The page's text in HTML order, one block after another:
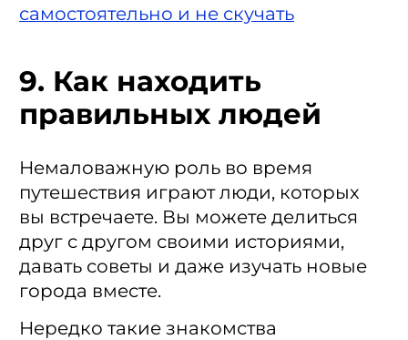
самостоятельно и не скучать
9. Как находить
правильных людей
Немаловажную роль во время
путешествия играют люди, которых
вы встречаете. Вы можете делиться
друг с другом своими историями,
давать советы и даже изучать новые
города вместе.
Нередко такие знакомства